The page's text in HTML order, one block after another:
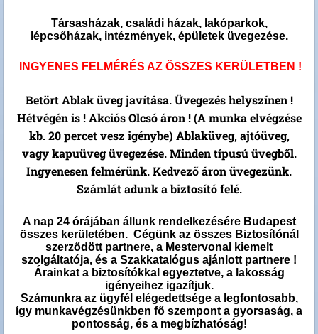
Társasházak, családi házak, lakóparkok,
lépcsőházak, intézmények, épületek üvegezése.
INGYENES FELMÉRÉS AZ ÖSSZES KERÜLETBEN !
Betört Ablak üveg javítása. Üvegezés helyszínen !
Hétvégén is ! Akciós Olcsó áron ! (A munka elvégzése
kb. 20 percet vesz igénybe) Ablaküveg, ajtóüveg,
vagy kapuüveg üvegezése. Minden típusú üvegből.
Ingyenesen felmérünk. Kedvező áron üvegezünk.
Számlát adunk a biztosító felé.
A nap 24 órájában állunk rendelkezésére Budapest
összes kerületében. Cégünk az összes Biztosítónál
szerződött partnere, a Mestervonal kiemelt
szolgáltatója, és a Szakkatalógus ajánlott partnere !
Árainkat a biztosítókkal egyeztetve, a lakosság
igényeihez igazítjuk.
Számunkra az ügyfél elégedettsége a legfontosabb,
így munkavégzésünkben fő szempont a gyorsaság, a
pontosság, és a megbízhatóság!